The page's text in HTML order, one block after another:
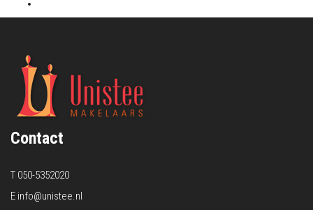
Contact
T 050-5352020
E info@unistee.nl